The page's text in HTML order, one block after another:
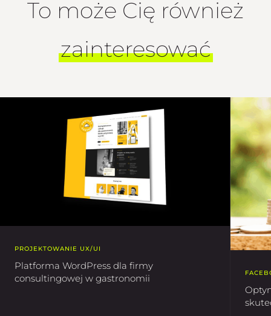
To może Cię również
zainteresować
PROJEKTOWANIE UX/UI
Platforma WordPress dla firmy
consultingowej w gastronomii